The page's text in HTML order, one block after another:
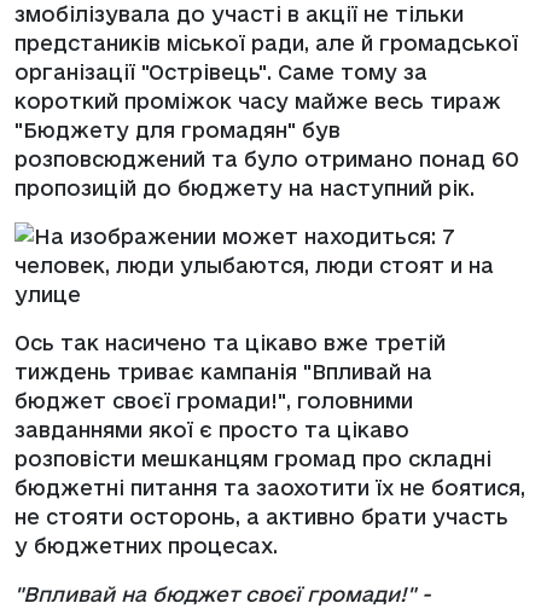
змобілізувала до участі в акції не тільки
предстаників міської ради, але й громадської
організації "Острівець". Саме тому за
короткий проміжок часу майже весь тираж
"Бюджету для громадян" був
розповсюджений та було отримано понад 60
пропозицій до бюджету на наступний рік.
Ось так насичено та цікаво вже третій
тиждень триває кампанія "Впливай на
бюджет своєї громади!", головними
завданнями якої є просто та цікаво
розповісти мешканцям громад про складні
бюджетні питання та заохотити їх не боятися,
не стояти осторонь, а активно брати участь
у бюджетних процесах.
"Впливай на бюджет своєї громади!" -